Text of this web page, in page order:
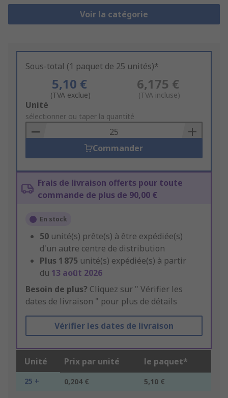
Voir la catégorie
Sous-total (1 paquet de 25 unités)*
5,10 €
(TVA exclue)
6,175 €
(TVA incluse)
Add
to
Basket
Unité
sélectionner ou taper la quantité
Commander
Frais de livraison offerts pour toute
commande de plus de 90,00 €
En stock
50 unité(s) prête(s) à être expédiée(s)
d'un autre centre de distribution
Plus 1 875 unité(s) expédiée(s) à partir
du 13 août 2026
Besoin de plus? Cliquez sur " Vérifier les
dates de livraison " pour plus de détails
Vérifier les dates de livraison
Unité Prix par unité le paquet*
25 + 0,204 € 5,10 €